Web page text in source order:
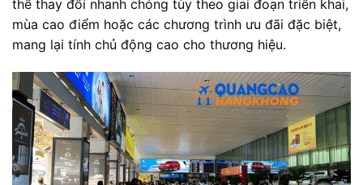
thể thay đổi nhanh chóng tùy theo giai đoạn triển khai,
mùa cao điểm hoặc các chương trình ưu đãi đặc biệt,
mang lại tính chủ động cao cho thương hiệu.